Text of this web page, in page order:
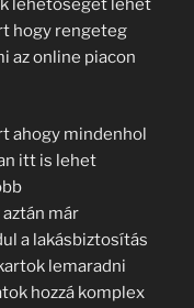
hogy rengeteg
az online piacon
ahogy mindenhol
itt is lehet
már
a lakásbiztosítás
lemaradni
hozzá komplex